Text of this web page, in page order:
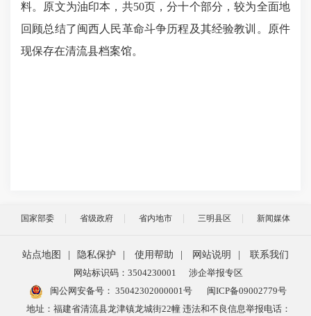
料。原文为油印本，共50页，分十个部分，较为全面地
回顾总结了闽西人民革命斗争历程及其经验教训。原件
现保存在清流县档案馆。
国家部委 省级政府 省内地市 三明县区 新闻媒体
站点地图 隐私保护 使用帮助 网站说明
联系我们
网站标识码：3504230001
涉企举报专区
闽公网安备号： 35042302000001号
闽ICP备09002779号
地址：福建省清流县龙津镇龙城街22幢 违法和不良信息举报电话：